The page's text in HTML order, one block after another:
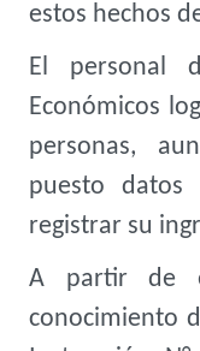
estos hechos
El personal
Económicos
personas,
puesto
registrar su
A partir de
conocimiento